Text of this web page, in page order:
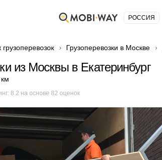
РОССИЯ
грузоперевозок Грузоперевозки в Москве
из Москвы в Екатеринбург
8.2 на основе 82 оценок